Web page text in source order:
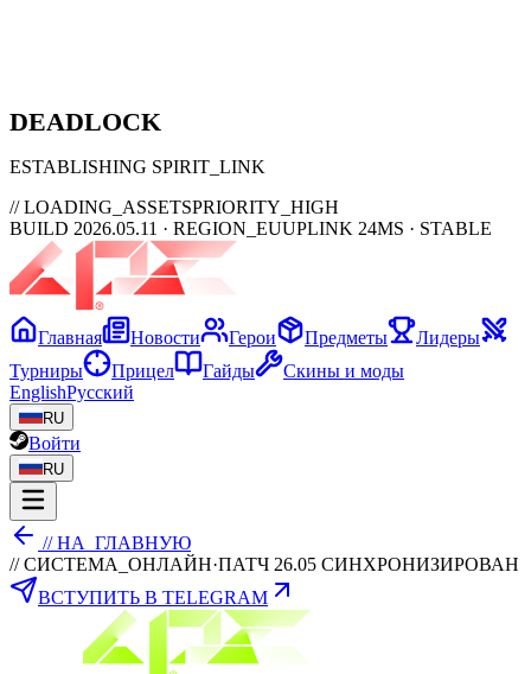
DEADLOCK
ESTABLISHING SPIRIT_LINK
// LOADING_ASSETSPRIORITY_HIGH
BUILD 2026.05.11 · REGION_EUUPLINK 24MS · STABLE
Главная Новости Герои Предметы
Лидеры
Турниры
Прицел Гайды
Скины и моды
EnglishРусский
RU
Войти
RU
// НА_ГЛАВНУЮ
// СИСТЕМА_ОНЛАЙН·ПАТЧ 26.05 СИНХРОНИЗИРОВАН
ВСТУПИТЬ В TELEGRAM